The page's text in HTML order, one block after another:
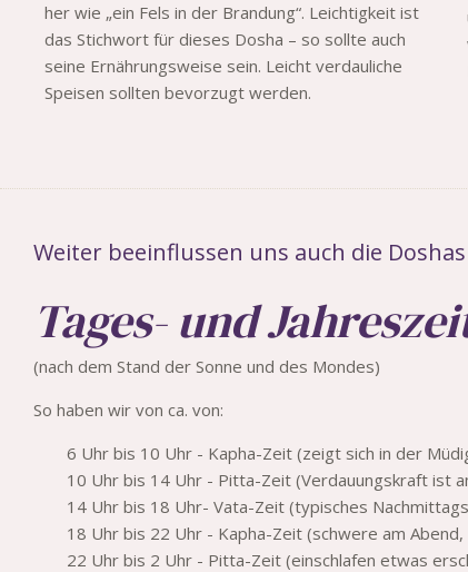
her wie „ein Fels in der Brandung“. Leichtigkeit ist
das Stichwort für dieses Dosha – so sollte auch
seine Ernährungsweise sein. Leicht verdauliche
Speisen sollten bevorzugt werden.
Weiter beeinflussen uns auch die
Tages- und
(nach dem Stand der Sonne und des Mondes)
So haben wir von ca. von:
6 Uhr bis 10 Uhr - Kapha-Zeit (zeigt sich in der
10 Uhr bis 14 Uhr - Pitta-Zeit (Verdauungskraft ist
14 Uhr bis 18 Uhr- Vata-Zeit (typisches
18 Uhr bis 22 Uhr - Kapha-Zeit (schwere am
22 Uhr bis 2 Uhr - Pitta-Zeit (einschlafen etwas